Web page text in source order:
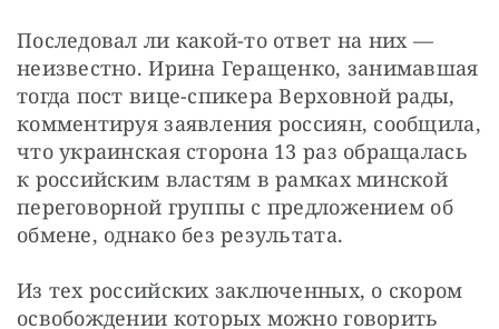
Последовал ли какой-то ответ на них —
неизвестно. Ирина Геращенко, занимавшая
тогда пост вице-спикера Верховной рады,
комментируя заявления россиян, сообщила,
что украинская сторона 13 раз обращалась
к российским властям в рамках минской
переговорной группы с предложением об
обмене, однако без результата.
Из тех российских заключенных, о скором
освобождении которых можно говорить